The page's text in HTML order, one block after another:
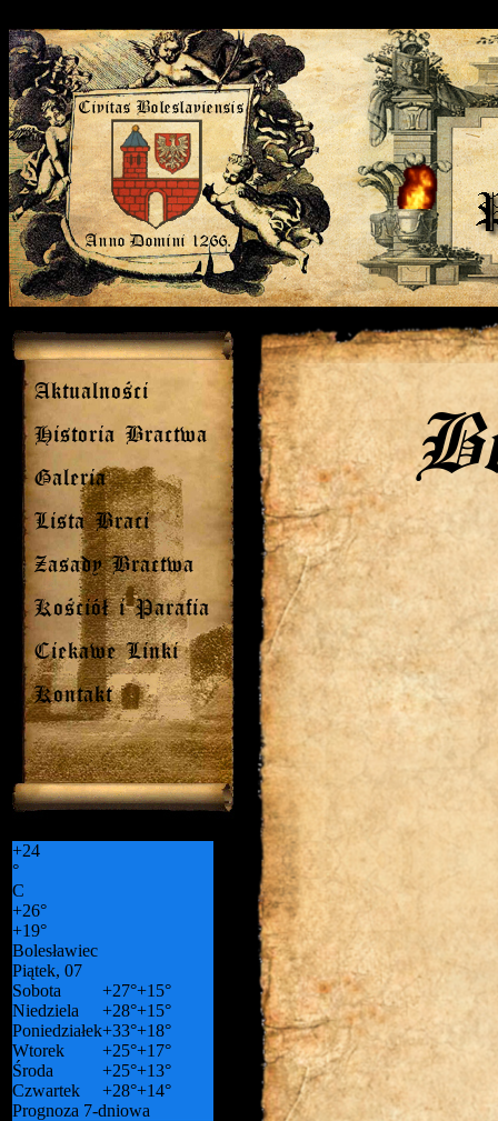
Aktualności
Historia Bractwa
Galeria
Lista Braci
Zasady Bractwa
Kościół i Parafia
Ciekawe Linki
Kontakt
+24
°
C
+26°
+19°
Bolesławiec
Piątek, 07
Sobota
+27°+15°
Niedziela
+28°+15°
Poniedziałek+33°+18°
Wtorek
+25°+17°
Środa
+25°+13°
Czwartek
+28°+14°
Prognoza 7-dniowa